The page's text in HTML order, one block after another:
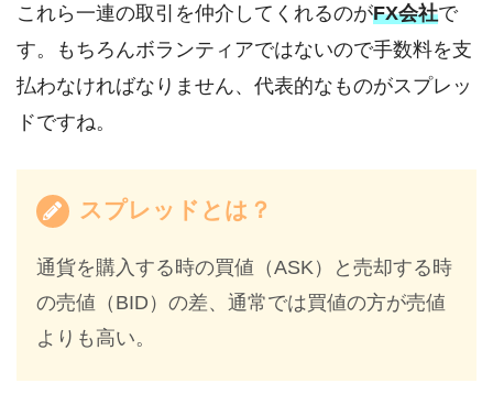
これら一連の取引を仲介してくれるのがFX会社で
す。もちろんボランティアではないので手数料を支
払わなければなりません、代表的なものがスプレッ
ドですね。
スプレッドとは？
通貨を購入する時の買値（ASK）と売却する時
の売値（BID）の差、通常では買値の方が売値
よりも高い。